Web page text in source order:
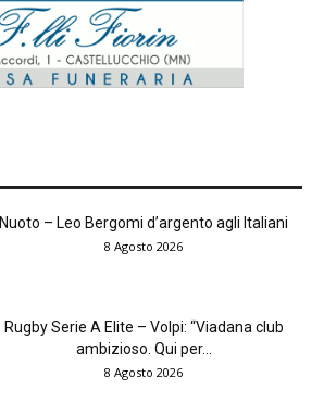
Nuoto – Leo Bergomi d’argento agli Italiani
8 Agosto 2026
Rugby Serie A Elite – Volpi: “Viadana club
ambizioso. Qui per...
8 Agosto 2026